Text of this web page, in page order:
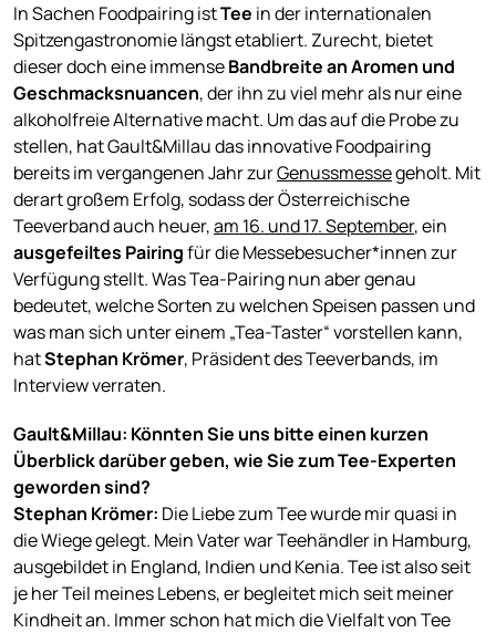
In Sachen Foodpairing istTee in der internationalen
Spitzengastronomie längst etabliert. Zurecht, bietet
dieser doch eine immenseBandbreite an Aromen und
Geschmacksnuancen, der ihn zu viel mehr als nur eine
alkoholfreie Alternative macht. Um das auf die Probe zu
stellen, hat Gault&Millau das innovative Foodpairing
bereits im vergangenen Jahr zurGenussmessegeholt. Mit
derart großem Erfolg, sodass der Österreichische
Teeverband auch heuer,am 16. und 17. September, ein
ausgefeiltes Pairingfür die Messebesucher*innen zur
Verfügung stellt. Was Tea-Pairing nun aber genau
bedeutet, welche Sorten zu welchen Speisen passen und
was man sich unter einem „Tea-Taster“ vorstellen kann,
hatStephan Krömer, Präsident des Teeverbands, im
Interview verraten.
Gault&Millau: Könnten Sie uns bitte einen kurzen
Überblick darüber geben, wie Sie zum Tee-Experten
geworden sind?
Stephan Krömer: Die Liebe zum Tee wurde mir quasi in
die Wiege gelegt. Mein Vater war Teehändler in Hamburg,
ausgebildet in England, Indien und Kenia. Tee ist also seit
je her Teil meines Lebens, er begleitet mich seit meiner
Kindheit an. Immer schon hat mich die Vielfalt von Tee